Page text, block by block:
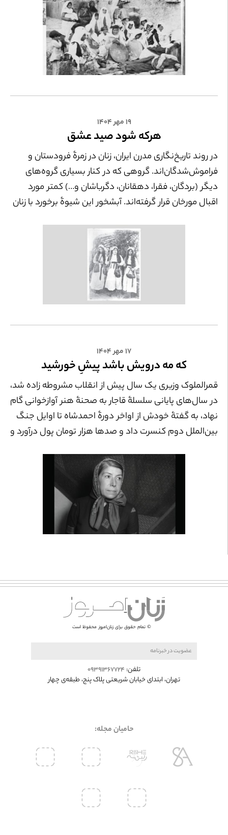
۱۹ مهر ۱۴۰۴
هر‌که شود صید عشق
در روند تاریخ‌نگاری مدرن ایران، زنان در‌ زمرۀ فرودستان و
فراموش‌شدگان‌اند. گروهی که در کنار بسیاری گروه‌های
دیگر (بردگان، فقرا، دهقانان، دگرباشان و‌…) کمتر مورد
اقبال مورخان قرار گرفته‌اند. آبشخور این شیوۀ برخورد با زنان
زن‌ستیز سنت تاریخ‌نگاری (به‌مثابۀ یک دانش)، بلکه باید در
شیوۀ حکمرانی و نگاه کلان حاکمیت‌ها به زن نیز سراغ
۱۷ مهر ۱۴۰۴
که مه درویش باشد پیشِ خورشید
قمرالملوک وزیری یک سال پیش از انقلاب مشروطه زاده شد،
در سال‌های پایانی سلسلۀ قاجار به صحنۀ هنر آوازخوانی گام
نهاد، به گفتۀ خودش از اواخر دورۀ احمدشاه تا اوایل جنگ
بین‌الملل دوم کنسرت داد و صدها هزار تومان پول درآورد و
© تمام حقوق برای زنان‌امروز محفوظ است
تلفن: ۰۹۳۹۱۳۶۷۷۲۴
تهران، ابتدای خیابان شريعتی پلاک پنج، طبقه‌ی چهار
حامیان مجله: